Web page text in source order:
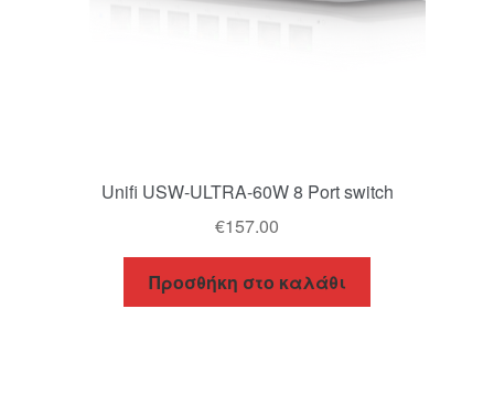
Unifi USW-ULTRA-60W 8 Port switch
€157.00
Προσθήκη στο καλάθι